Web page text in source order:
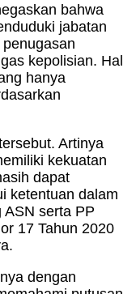
bahwa
jabatan
kepolisian. Hal
hanya
Artinya
kekuatan
dapat
ketentuan dalam
ASN serta PP
17 Tahun 2020
dengan